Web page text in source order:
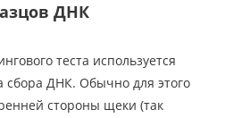
ДНК
теста используется
сбора ДНК. Обычно для этого
стороны щеки (так